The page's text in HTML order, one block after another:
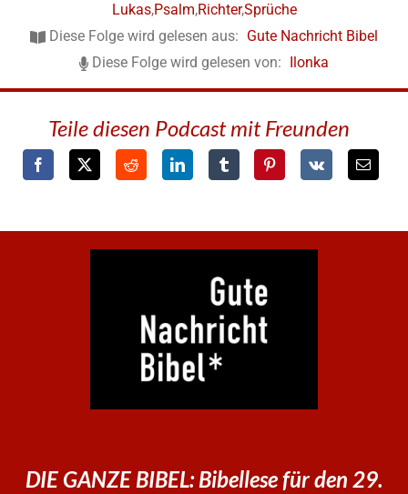
Lukas,Psalm,Richter,Sprüche
Diese Folge wird gelesen aus: Gute Nachricht Bibel
Diese Folge wird gelesen von: Ilonka
Teile diesen Podcast mit Freunden
DIE GANZE BIBEL: Bibellese für den 29.